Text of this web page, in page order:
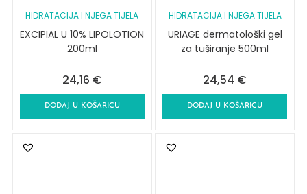
HIDRATACIJA I NJEGA TIJELA
EXCIPIAL U 10% LIPOLOTION
200ml
24,16 €
DODAJ U KOŠARICU
HIDRATACIJA I NJEGA TIJELA
URIAGE dermatološki gel
za tuširanje 500ml
24,54 €
DODAJ U KOŠARICU